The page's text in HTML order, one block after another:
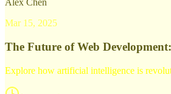
Alex Chen
Mar 15, 2025
The Future of Web
Explore how artificial intelligence is